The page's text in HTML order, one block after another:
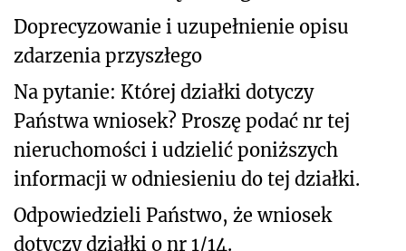
Doprecyzowanie i uzupełnienie opisu
zdarzenia przyszłego
Na pytanie: Której działki dotyczy
Państwa wniosek? Proszę podać nr tej
nieruchomości i udzielić poniższych
informacji w odniesieniu do tej działki.
Odpowiedzieli Państwo, że wniosek
dotyczy działki o nr 1/14.